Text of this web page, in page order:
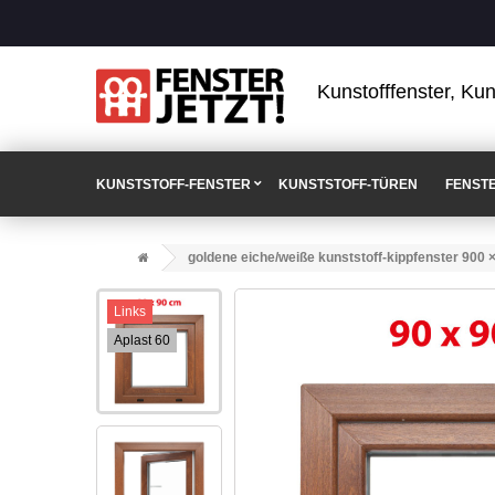
Kunstofffenster,
KUNSTSTOFF-FENSTER KUNSTSTOFF-TÜREN
goldene eiche/weiße kunststoff-kippfenster 900
Links
Aplast 60